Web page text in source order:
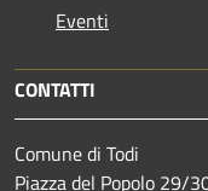
Eventi
CONTATTI
Comune di Todi
Piazza del Popolo 29/